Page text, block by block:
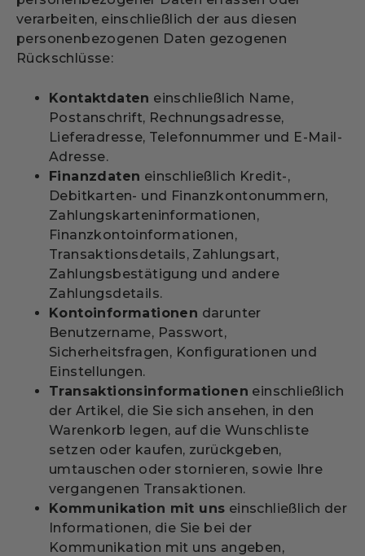
verarbeiten, einschließlich der aus diesen
personenbezogenen Daten gezogenen
Rückschlüsse:
Kontaktdaten einschließlich Name,
Postanschrift, Rechnungsadresse,
Lieferadresse, Telefonnummer und E-Mail-
Adresse.
Finanzdaten einschließlich Kredit-,
Debitkarten- und Finanzkontonummern,
Zahlungskarteninformationen,
Finanzkontoinformationen,
Transaktionsdetails, Zahlungsart,
Zahlungsbestätigung und andere
Zahlungsdetails.
Kontoinformationen darunter
Benutzername, Passwort,
Sicherheitsfragen, Konfigurationen und
Einstellungen.
Transaktionsinformationen einschließlich
der Artikel, die Sie sich ansehen, in den
Warenkorb legen, auf die Wunschliste
setzen oder kaufen, zurückgeben,
umtauschen oder stornieren, sowie Ihre
vergangenen Transaktionen.
Kommunikation mit uns einschließlich der
Informationen, die Sie bei der
Kommunikation mit uns angeben,